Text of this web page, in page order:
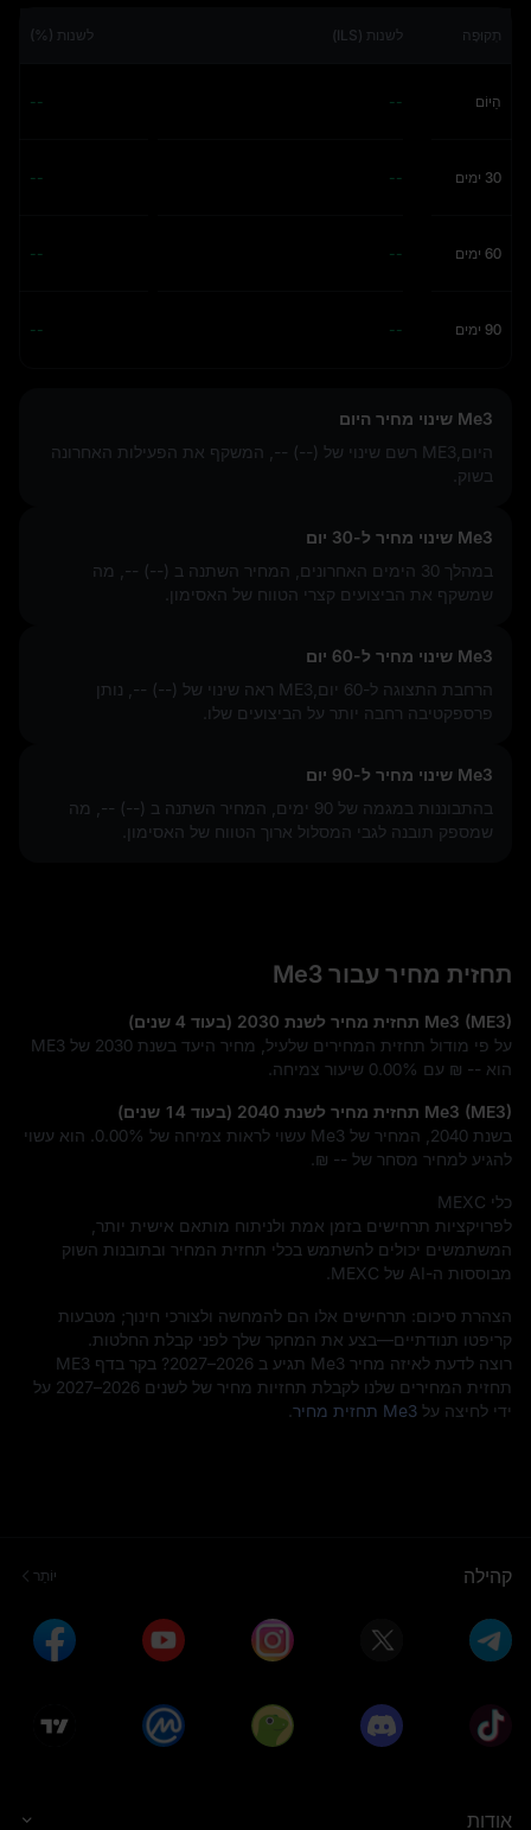
תְקוּפָה לשנות (ILS) לשנות (%)
הַיוֹם --
--
30 ימים --
--
60 ימים --
--
90 ימים --
--
Me3 שינוי מחיר היום
היום,ME3 רשם שינוי של
-- (--) , המשקף את הפעילות האחרונה
בשוק.
Me3 שינוי מחיר ל-30 יום
במהלך 30 הימים האחרונים, המחיר השתנה ב
-- (--) , מה
שמשקף את הביצועים קצרי הטווח של האסימון.
Me3 שינוי מחיר ל-60 יום
הרחבת התצוגה ל-60 יום,ME3 ראה שינוי של
-- (--) , נותן
פרספקטיבה רחבה יותר על הביצועים שלו.
Me3 שינוי מחיר ל-90 יום
בהתבוננות במגמה של 90 ימים, המחיר השתנה ב
-- (--) , מה
שמספק תובנה לגבי המסלול ארוך הטווח של האסימון.
תחזית מחיר עבור Me3
Me3 (ME3) תחזית מחיר לשנת 2030 (בעוד 4 שנים)
על פי מודול תחזית המחירים שלעיל, מחיר היעד בשנת 2030 של ME3
הוא ₪ -- עם 0.00% שיעור צמיחה.
Me3 (ME3) תחזית מחיר לשנת 2040 (בעוד 14 שנים)
בשנת 2040, המחיר של Me3 עשוי לראות צמיחה של
0.00%. הוא עשוי
להגיע למחיר מסחר של ₪ --
.
כלי MEXC
לפרויקציות תרחישים בזמן אמת ולניתוח מותאם אישית יותר,
המשתמשים יכולים להשתמש בכלי תחזית המחיר ובתובנות השוק
מבוססות ה-AI של MEXC.
הצהרת סיכום: תרחישים אלו הם להמחשה ולצורכי חינוך; מטבעות
קריפטו תנודתיים—בצע את המחקר שלך לפני קבלת החלטות.
רוצה לדעת לאיזה מחיר Me3 תגיע ב 2026–2027? בקר בדף ME3
תחזית המחירים שלנו לקבלת תחזיות מחיר של לשנים 2026–2027 על
ידי לחיצה על Me3 תחזית מחיר .
קהילה יוֹתֵר
אודות